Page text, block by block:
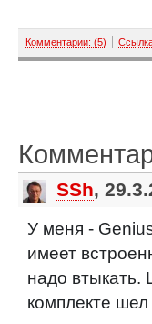
Комментарии: (5)
SSh,
У меня -
имеет
надо втыкать.
комплекте